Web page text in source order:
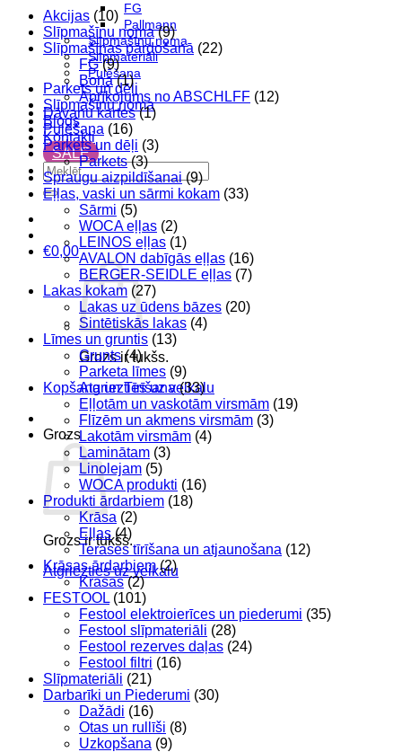
FG
Pallmann
Slīpmašīnu noma
Slīpmateriāli
Pulēšana
Parkets un dēļi
Slīpmašīnu noma
Blogs
Kontakti
SALE
Meklēt:
€0,00
Grozs ir tukšs.
Atgriezties uz veikalu
Grozs
Grozs ir tukšs.
Atgriezties uz veikalu
Akcijas (10)
Slīpmašīnu noma (9)
Slīpmašīnas pārdošanā (22)
FG (9)
Bona (1)
Aprīkojums no ABSCHLFF (12)
Dāvanu kartes (1)
Pulēšana (16)
Parkets un dēļi (3)
Parkets (3)
Spraugu aizpildīšanai (9)
Eļļas, vaski un sārmi kokam (33)
Sārmi (5)
WOCA eļļas (2)
LEINOS eļļas (1)
AVALON dabīgās eļļas (16)
BERGER-SEIDLE eļļas (7)
Lakas kokam (27)
Lakas uz ūdens bāzes (20)
Sintētiskās lakas (4)
Līmes un gruntis (13)
Grunts (4)
Parketa līmes (9)
Kopšana un Tīrīšana (33)
Eļļotām un vaskotām virsmām (19)
Flīzēm un akmens virsmām (3)
Lakotām virsmām (4)
Laminātam (3)
Linolejam (5)
WOCA produkti (16)
Produkti ārdarbiem (18)
Krāsa (2)
Eļļas (4)
Terases tīrīšana un atjaunošana (12)
Krāsas ārdarbiem (2)
Krāsas (2)
FESTOOL (101)
Festool elektroierīces un piederumi (35)
Festool slīpmateriāli (28)
Festool rezerves daļas (24)
Festool filtri (16)
Slīpmateriāli (21)
Darbarīki un Piederumi (30)
Dažādi (16)
Otas un rullīši (8)
Uzkopšana (9)